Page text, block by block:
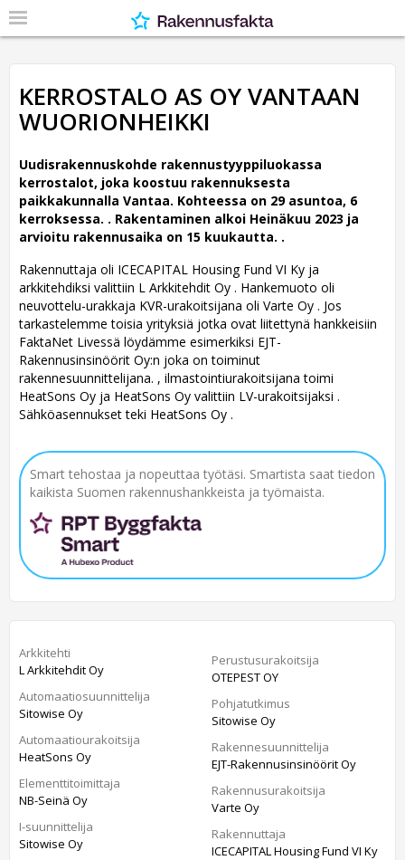
KERROSTALO AS OY VANTAAN
WUORIONHEIKKI
Uudisrakennuskohde rakennustyyppiluokassa
kerrostalot, joka koostuu rakennuksesta
paikkakunnalla Vantaa. Kohteessa on 29 asuntoa, 6
kerroksessa. . Rakentaminen alkoi Heinäkuu 2023 ja
arvioitu rakennusaika on 15 kuukautta. .
Rakennuttaja oli ICECAPITAL Housing Fund VI Ky ja
arkkitehdiksi valittiin L Arkkitehdit Oy . Hankemuoto oli
neuvottelu-urakkaja KVR-urakoitsijana oli Varte Oy . Jos
tarkastelemme toisia yrityksiä jotka ovat liitettynä hankkeisiin
FaktaNet Livessä löydämme esimerkiksi EJT-
Rakennusinsinöörit Oy:n joka on toiminut
rakennesuunnittelijana. , ilmastointiurakoitsijana toimi
HeatSons Oy ja HeatSons Oy valittiin LV-urakoitsijaksi .
Sähköasennukset teki HeatSons Oy .
Smart tehostaa ja nopeuttaa työtäsi. Smartista saat tiedon
kaikista Suomen rakennushankkeista ja työmaista.
Arkkitehti
L Arkkitehdit Oy
Automaatiosuunnittelija
Sitowise Oy
Automaatiourakoitsija
HeatSons Oy
Elementtitoimittaja
NB-Seinä Oy
I-suunnittelija
Sitowise Oy
Perustusurakoitsija
OTEPEST OY
Pohjatutkimus
Sitowise Oy
Rakennesuunnittelija
EJT-Rakennusinsinöörit Oy
Rakennusurakoitsija
Varte Oy
Rakennuttaja
ICECAPITAL Housing Fund VI Ky